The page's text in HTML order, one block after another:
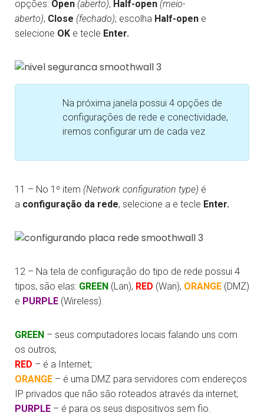
opções: Open (aberto), Half-open (meio-
aberto), Close (fechado); escolha Half-open e
selecione OK e tecle Enter.
Na próxima janela possui 4 opções de
configurações de rede e conectividade,
iremos configurar um de cada vez
11 – No 1º item (Network configuration type) é
a configuração da rede, selecione a e tecle Enter.
12 – Na tela de configuração do tipo de rede possui 4
tipos, são elas: GREEN (Lan), RED (Wan), ORANGE (DMZ)
e PURPLE (Wireless).
GREEN – seus computadores locais falando uns com
os outros;
RED – é a Internet;
ORANGE – é uma DMZ para servidores com endereços
IP privados que não são roteados através da internet;
PURPLE – é para os seus dispositivos sem fio.